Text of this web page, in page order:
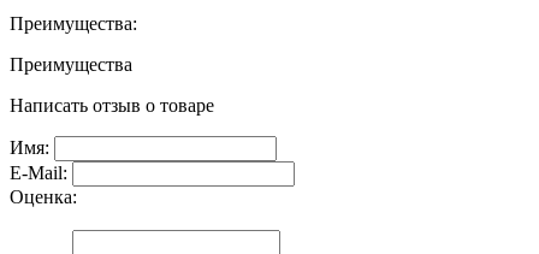
Преимущества:
Преимущества
Написать отзыв о товаре
Имя:
E-Mail:
Оценка: